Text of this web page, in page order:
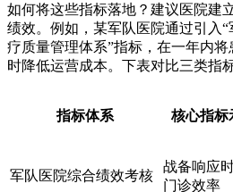
如何将这些指标落地？建议医院建
绩效。例如，某军队医院通过引入“
疗质量管理体系”指标，在一年内将
时降低运营成本。下表对比三类指
指标体系 核心指标
军队医院综合绩效考核
战备响应时
门诊效率